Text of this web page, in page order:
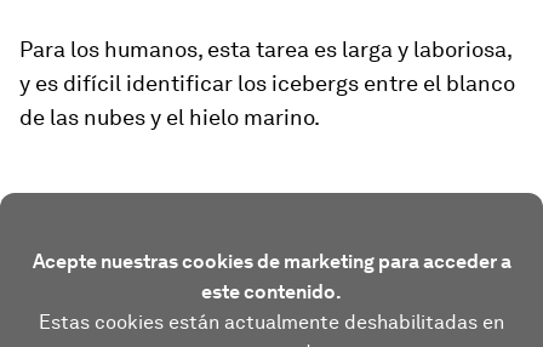
Para los humanos, esta tarea es larga y laboriosa,
y es difícil identificar los icebergs entre el blanco
de las nubes y el hielo marino.
Acepte nuestras cookies de marketing para acceder a
este contenido.
Estas cookies están actualmente deshabilitadas en